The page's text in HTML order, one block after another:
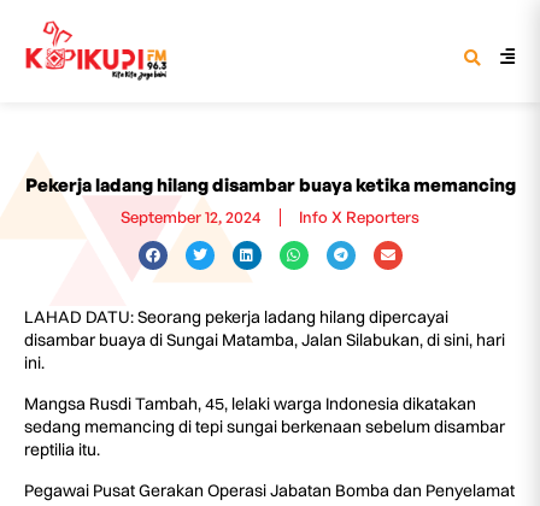
Pekerja ladang hilang disambar buaya ketika memancing
September 12, 2024 Info X Reporters
LAHAD DATU: Seorang pekerja ladang hilang dipercayai
disambar buaya di Sungai Matamba, Jalan Silabukan, di sini, hari
ini.
Mangsa Rusdi Tambah, 45, lelaki warga Indonesia dikatakan
sedang memancing di tepi sungai berkenaan sebelum disambar
reptilia itu.
Pegawai Pusat Gerakan Operasi Jabatan Bomba dan Penyelamat